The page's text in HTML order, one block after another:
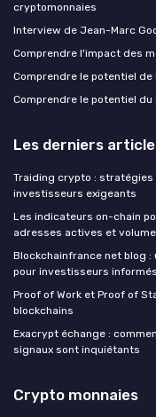
cryptomonnaies
Interview de Jean-Marc
Comprendre l'impact des
Comprendre le potentiel
Comprendre le potentiel du
Les derniers
Traiding crypto :
investisseurs exigeants
Les indicateurs on-chain
adresses actives et volume
Blockchainfrance net blog
pour investisseurs informés
Proof of Work et Proof of
blockchains
Exacrypt échange :
signaux sont inquiétants
Crypto monnaies